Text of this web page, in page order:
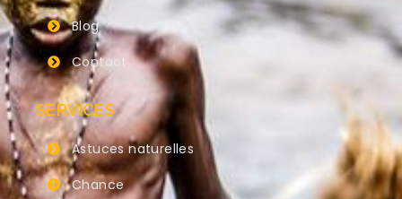
Blog
Contact
SERVICES
Astuces naturelles
Chance